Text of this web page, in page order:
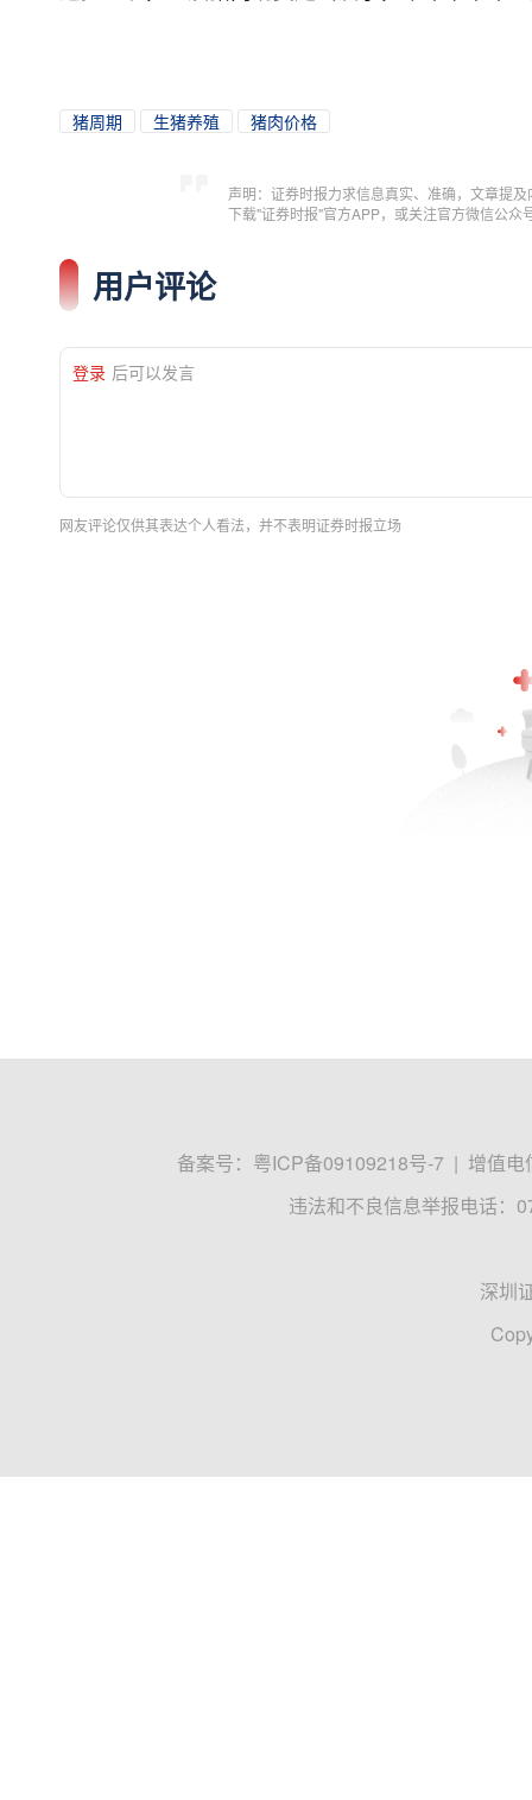
猪周期 生猪养殖 猪肉价格
声明：证券时报力求信息真实、准确，文章提
下载"证券时报"官方APP，或关注官方微信公
用户评论
登录 后可以发言
网友评论仅供其表达个人看法，并不表明证券时报立场
备案号： 粤ICP备09109218号-7 | 增值电
违法和不良信息举报电话：
深圳